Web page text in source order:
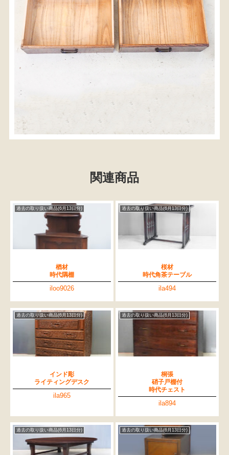
関連商品
過去の取り扱い商品(6月13日分)
楢材
時代隅棚
iloo9026
過去の取り扱い商品(6月13日分)
桜材
時代角茶テーブル
ila494
過去の取り扱い商品(6月13日分)
インド彫
ライティングデスク
ila965
過去の取り扱い商品(6月13日分)
桐張
硝子戸棚付
時代チェスト
ila894
過去の取り扱い商品(6月13日分) 過去の取り扱い商品(6月13日分)